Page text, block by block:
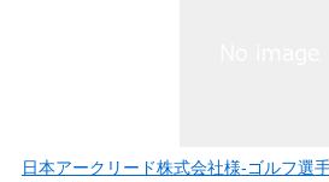
日本アークリード株式会社様-ゴルフ選